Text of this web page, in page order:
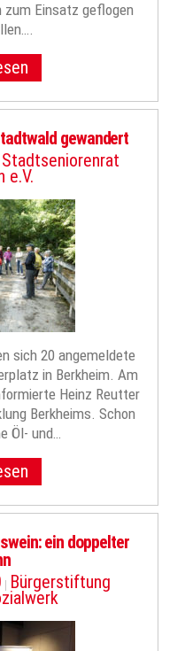
zum Einsatz geflogen
gewandert
Stadtseniorenrat
e.V.
sich 20 angemeldete
in Berkheim. Am
Heinz Reutter
Berkheims. Schon
Öl- und…
ein doppelter
| Bürgerstiftung